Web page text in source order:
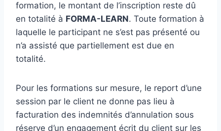
formation, le montant de l’inscription reste dû
en totalité à FORMA-LEARN. Toute formation à
laquelle le participant ne s’est pas présenté ou
n’a assisté que partiellement est due en
totalité.
Pour les formations sur mesure, le report d’une
session par le client ne donne pas lieu à
facturation des indemnités d’annulation sous
réserve d’un engagement écrit du client sur les